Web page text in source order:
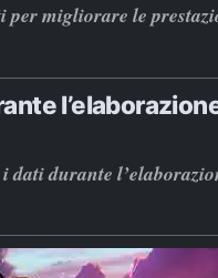
per migliorare le
dati durante